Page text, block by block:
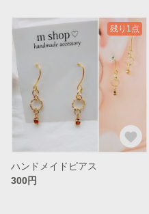
残り1点
ハンドメイドピアス
300円